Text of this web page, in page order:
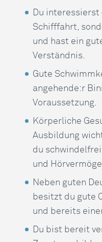
Du
Schifffahrt,
und hast ein
Verständnis.
Gute
angehende:r
Voraussetzung.
Körperliche
Ausbildung
du
und
Neben guten
besitzt du gute
und bereits
Du bist bereit